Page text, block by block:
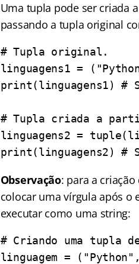
Uma tupla pode ser criada
passando a tupla original
# Tupla original.
linguagens1 =
print(linguagens1) #
# Tupla criada a
linguagens2 =
print(linguagens2) #
Observação: para a
colocar uma vírgula após o
executar como uma string:
# Criando uma tupla
linguagem =